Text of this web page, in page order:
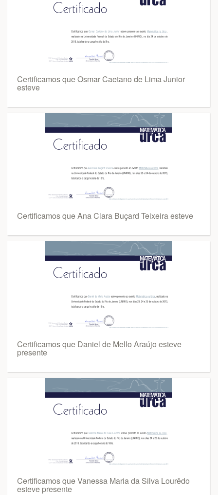
Certificamos que Osmar Caetano de Lima Junior
esteve
Certificamos que Ana Clara Buçard Teixeira esteve
Certificamos que Daniel de Mello Araújo esteve
presente
Certificamos que Vanessa Maria da Silva Lourêdo
esteve presente